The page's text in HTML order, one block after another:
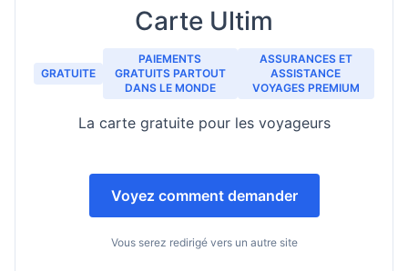
Carte Ultim
GRATUITE
PAIEMENTS
GRATUITS PARTOUT
DANS LE MONDE
ASSURANCES ET
ASSISTANCE
VOYAGES PREMIUM
La carte gratuite pour les voyageurs
Voyez comment demander
Vous serez redirigé vers un autre site